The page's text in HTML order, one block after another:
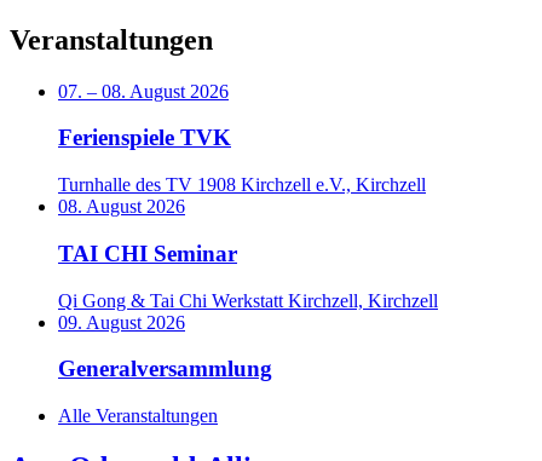
Veranstaltungen
07. – 08. August 2026
Ferienspiele TVK
Turnhalle des TV 1908 Kirchzell e.V., Kirchzell
08. August 2026
TAI CHI Seminar
Qi Gong & Tai Chi Werkstatt Kirchzell, Kirchzell
09. August 2026
Generalversammlung
Alle Veranstaltungen